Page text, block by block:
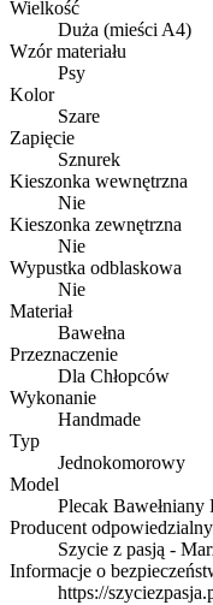
Wielkość
Duża (mieści A4)
Wzór materiału
Psy
Kolor
Szare
Zapięcie
Sznurek
Kieszonka wewnętrzna
Nie
Kieszonka zewnętrzna
Nie
Wypustka odblaskowa
Nie
Materiał
Bawełna
Przeznaczenie
Dla Chłopców
Wykonanie
Handmade
Typ
Jednokomorowy
Model
Plecak Bawełniany
Producent odpowiedzialny
Szycie z pasją -
Informacje o
https://